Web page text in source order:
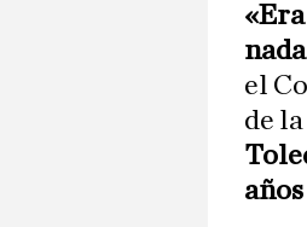
el
de